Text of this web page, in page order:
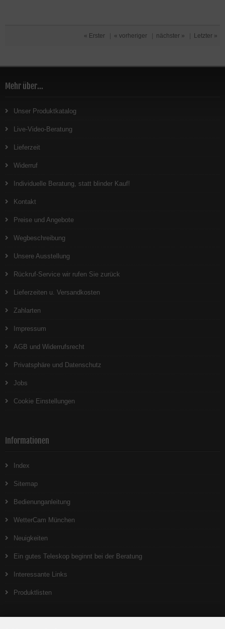
« Erster « vorheriger nächster » Letzter »
Mehr über...
Unser Produktkatalog
Live-Video-Beratung
Lieferzeit
Widerruf
Individuelle Beratung, statt blinder Kauf!
Kontakt
Preise und Angebote
Wegbeschreibung
Unsere Ausstellung
Rückruf-Service wir rufen Sie zurück
Lieferzeiten u. Versandkosten
Zahlarten
Impressum
AGB und Widerrufsrecht
Privatsphäre und Datenschutz
Jobs
Cookie Einstellungen
Informationen
Index
Sitemap
Bedienunganleitung
WetterCam München
Neuigkeiten
Ein gutes Teleskop beginnt bei der Beratung
Interessante Links
Produktlisten